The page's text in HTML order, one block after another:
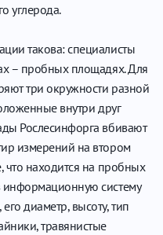
углерода.
такова: специалисты
– пробных площадях. Для
три окружности разной
внутри друг
Рослесинфорга вбивают
измерений на втором
что находится на пробных
информационную систему
диаметр, высоту, тип
травянистые